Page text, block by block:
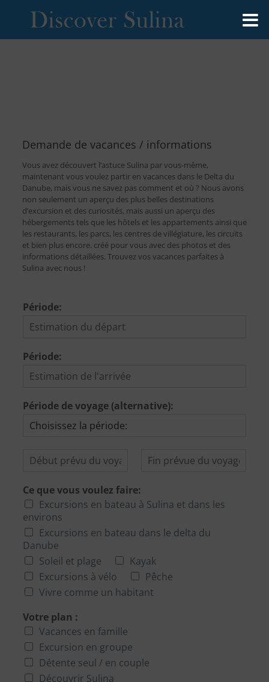
Demande de vacances / informations
Vous avez découvert l’astuce Sulina par vous-même,
maintenant vous voulez partir en vacances dans le Delta du
Danube, mais vous ne savez pas comment et où ? Nous avons
non seulement un aperçu des plus belles destinations
d’excursion et des curiosités, mais aussi un aperçu des
hébergements tels que les hôtels et les appartements ainsi que
les restaurants, les parcs, les centres de villégiature, les circuits
et bien plus encore. créé pour vous avec des photos et des
informations détaillées. Trouvez vos vacances parfaites à
Sulina avec nous !
Période:
Période:
Période de voyage (alternative):
u
t
p
r
é
v
u
d
u
v
o
y
a
g
e
(
r
v
u
d
u
o
(
Ce que vous voulez faire:
Excursions en bateau à Sulina et dans les
environs
Excursions en bateau dans le delta du
Danube
Soleil et plage
Kayak
Excursions à vélo
Pêche
Vivre comme un habitant
Votre plan :
Vacances en famille
Excursion en groupe
Détente seul / en couple
Découvrir Sulina